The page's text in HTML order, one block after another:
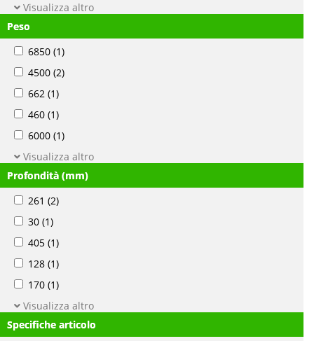
Visualizza altro
Peso
6850 (1)
4500 (2)
662 (1)
460 (1)
6000 (1)
Visualizza altro
Profondità (mm)
261 (2)
30 (1)
405 (1)
128 (1)
170 (1)
Visualizza altro
Specifiche articolo